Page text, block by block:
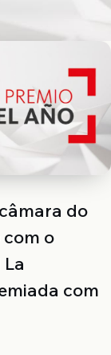
do
o
com